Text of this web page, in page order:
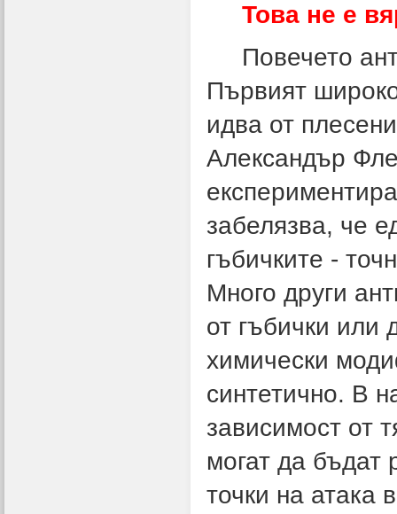
Това не е
Повечето
Първият
идва от
Александър
забелязва, че
гъбичките -
Много други
от гъбички или
химически
синтетично. В
зависимост от
могат да бъдат
точки на атака